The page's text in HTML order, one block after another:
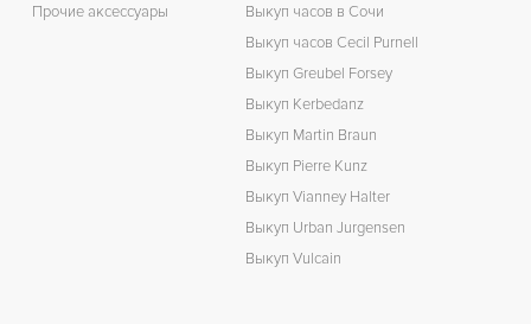
Прочие аксессуары
Выкуп часов в Сочи
Выкуп часов Cecil Purnell
Выкуп Greubel Forsey
Выкуп Kerbedanz
Выкуп Martin Braun
Выкуп Pierre Kunz
Выкуп Vianney Halter
Выкуп Urban Jurgensen
Выкуп Vulcain